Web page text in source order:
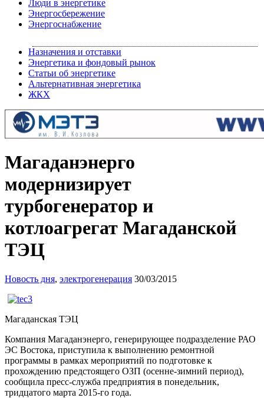
Люди в энергетике
Энергосбережение
Энергоснабжение
Назначения и отставки
Энергетика и фондовый рынок
Статьи об энергетике
Альтернативная энергетика
ЖКХ
Магаданэнерго
модернизирует
турбогенератор и
котлоагрегат Магаданской
ТЭЦ
Новость дня, электрогенерация 30/03/2015
Магаданская ТЭЦ
Компания Магаданэнерго, генерирующее подразделение РАО
ЭС Востока, приступила к выполнению ремонтной
программы в рамках мероприятий по подготовке к
прохождению предстоящего ОЗП (осенне-зимний период),
сообщила пресс-служба предприятия в понедельник,
тридцатого марта 2015-го года.